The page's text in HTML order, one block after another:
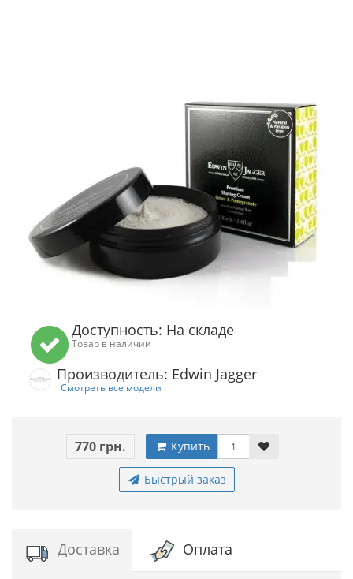
Доступность: На складе
Товар в наличии
Производитель: Edwin Jagger
Смотреть все модели
770 грн. Купить
Быстрый заказ
Доставка Оплата